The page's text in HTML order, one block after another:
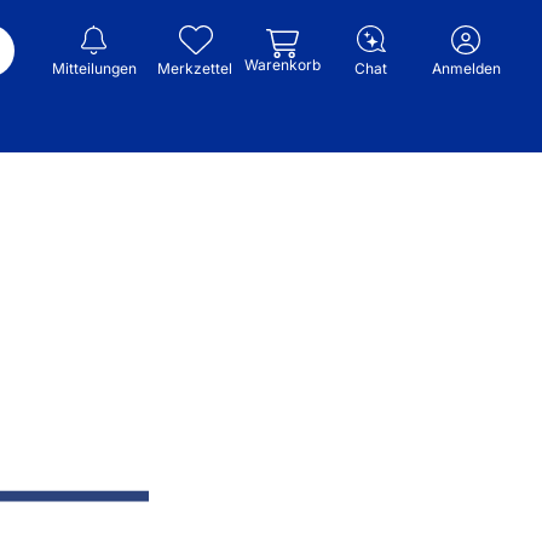
Mitteilungen Merkzettel Warenkorb Chat Anmelden